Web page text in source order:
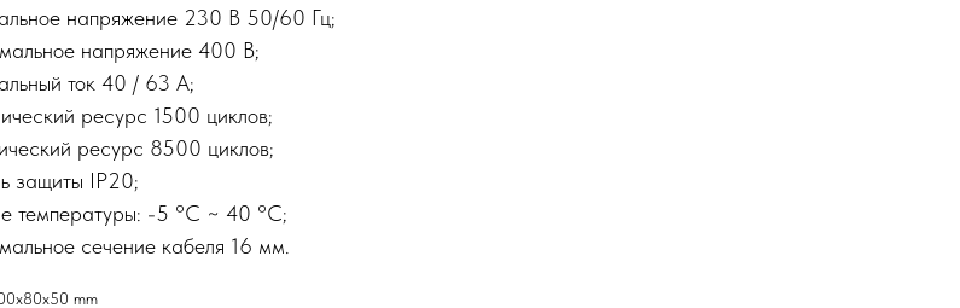
напряжение 230 В 50/60 Гц;
напряжение 400 В;
ток 40 / 63 А;
ресурс 1500 циклов;
ресурс 8500 циклов;
защиты IP20;
температуры: -5 °C ~ 40 °C;
сечение кабеля 16 мм.
mm